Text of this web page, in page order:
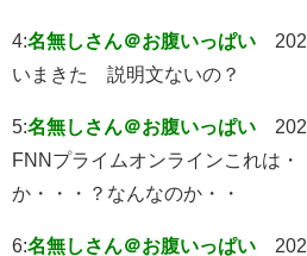
4:名無しさん＠お腹いっぱい
いまきた 説明文ないの？
5:名無しさん＠お腹いっぱい
FNNプライムオンラインこれは・
か・・・？なんなのか・・
6:名無しさん＠お腹いっぱい